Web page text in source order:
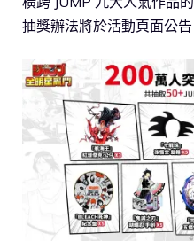
抽獎辦法將於活動頁面公告